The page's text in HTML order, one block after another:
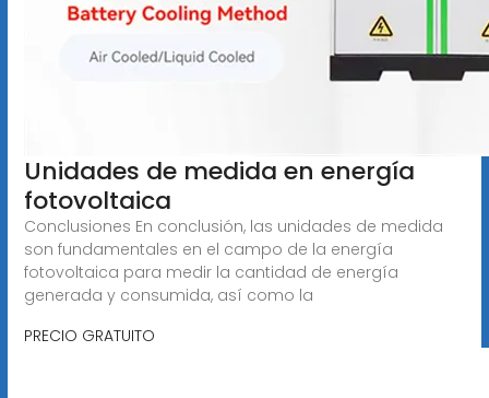
Unidades de medida en energía
fotovoltaica
Conclusiones En conclusión, las unidades de medida
son fundamentales en el campo de la energía
fotovoltaica para medir la cantidad de energía
generada y consumida, así como la
PRECIO GRATUITO